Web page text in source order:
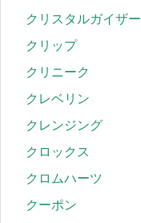
クリスタルガイザー
クリップ
クリニーク
クレベリン
クレンジング
クロックス
クロムハーツ
クーポン